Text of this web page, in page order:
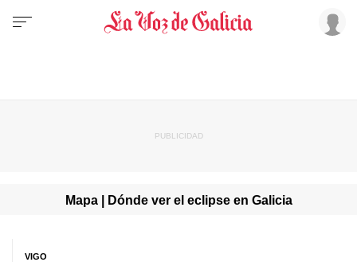
Mapa | Dónde ver el eclipse en Galicia
VIGO